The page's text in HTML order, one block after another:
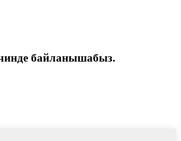
байланышабыз.